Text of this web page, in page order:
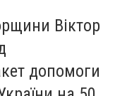
Віктор
допомоги